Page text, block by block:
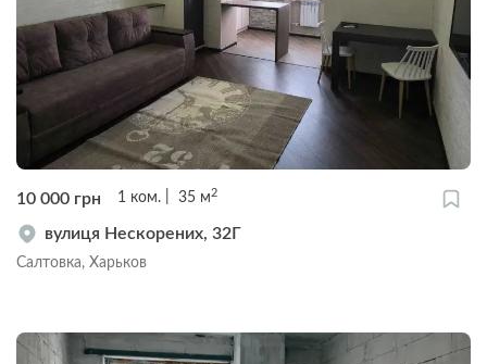
10 000 грн 1 ком. 35 м 2
вулиця Нескорених, 32Г
Салтовка, Харьков